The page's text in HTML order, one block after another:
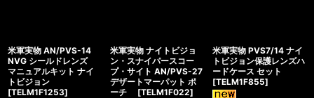
米軍実物 AN/PVS-14
NVG シールドレンズ
マニュアルキット ナイ
トビジョン
[TELM1F1253]
米軍実物 ナイトビジョ
ン・スナイパースコー
プ・サイト AN/PVS-27
デザートマーパット ポ
ーチ
[TELM1F022]
米軍実物 PVS7/14 ナイ
トビジョン保護レンズハ
ードケース セット
[TELM1F855]